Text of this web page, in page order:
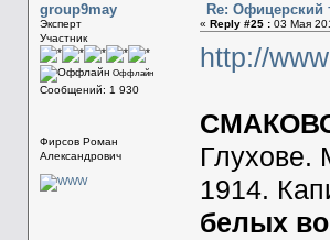
group9may
Эксперт
Участник
Оффлайн
Сообщений: 1 930
Фирсов Роман
Александрович
Re: Офицерский
« Reply #25 :03 Мая
http://
Глухове.
1914.
белых